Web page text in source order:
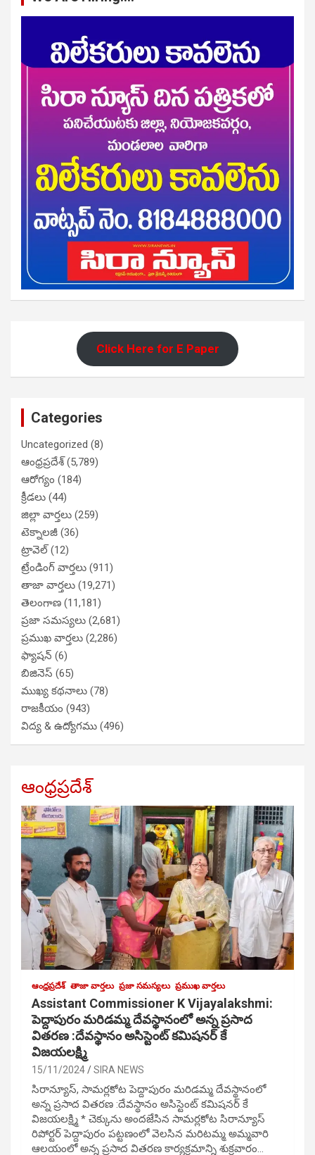
Click Here for E Paper
Categories
Uncategorized (8)
ఆంధ్రప్రదేశ్(5,789)
ఆరోగ్యం (184)
క్రీడలు (44)
జిల్లా వార్తలు (259)
టెక్నాలజీ (36)
ట్రావెల్(12)
ట్రేండింగ్ వార్తలు (911)
తాజా వార్తలు (19,271)
తెలంగాణ (11,181)
ప్రజా సమస్యలు (2,681)
ప్రముఖ వార్తలు (2,286)
ఫ్యాషన్ (6)
బిజినెస్ (65)
ముఖ్య కథనాలు (78)
రాజకీయం (943)
విద్య & ఉద్యోగము (496)
ఆంధ్రప్రదేశ్
ఆంధ్రప్రదేశ్ తాజా వార్తలు ప్రజా సమస్యలు ప్రముఖ వార్తలు
Assistant Commissioner K Vijayalakshmi:
పెద్దాపురం మరిడమ్మ దేవస్థానంలో అన్న ప్రసాద
వితరణ :దేవస్థానం అసిస్టెంట్ కమిషనర్ కే
విజయలక్ష్మి
15/11/2024 SIRA NEWS
సిరాన్యూస్, సామర్లకోట పెద్దాపురం మరిడమ్మ దేవస్థానంలో
అన్న ప్రసాద వితరణ :దేవస్థానం అసిస్టెంట్ కమిషనర్ కే
విజయలక్ష్మి * చెక్కును అందజేసిన సామర్లకోట సిరాన్యూస్
రిపోర్టర్ పెద్దాపురం పట్టణంలో వెలసిన మరిటమ్మ అమ్మవారి
ఆలయంలో అన్న ప్రసాద వితరణ కార్యక్రమాన్ని శుక్రవారం…